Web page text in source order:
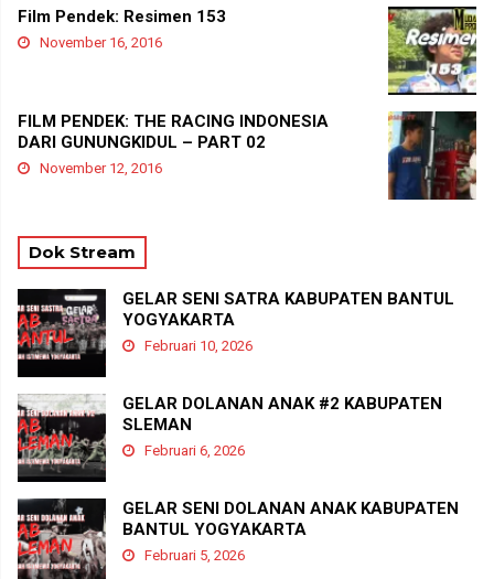
Film Pendek: Resimen 153
November 16, 2016
FILM PENDEK: THE RACING INDONESIA
DARI GUNUNGKIDUL – PART 02
November 12, 2016
Dok Stream
GELAR SENI SATRA KABUPATEN BANTUL
YOGYAKARTA
Februari 10, 2026
GELAR DOLANAN ANAK #2 KABUPATEN
SLEMAN
Februari 6, 2026
GELAR SENI DOLANAN ANAK KABUPATEN
BANTUL YOGYAKARTA
Februari 5, 2026